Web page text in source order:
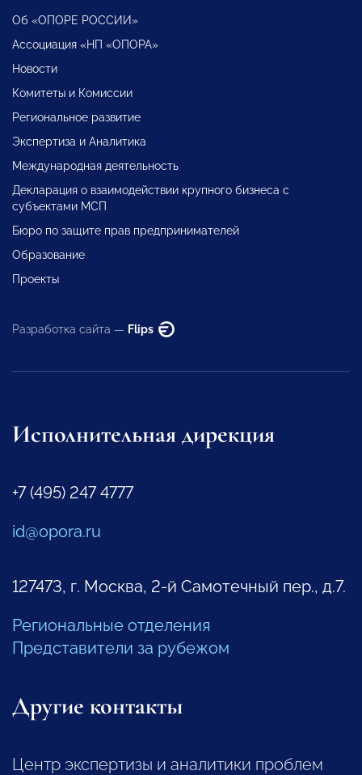
Об «ОПОРЕ РОССИИ»
Ассоциация «НП «ОПОРА»
Новости
Комитеты и Комиссии
Региональное развитие
Экспертиза и Аналитика
Международная деятельность
Декларация о взаимодействии крупного бизнеса с
субъектами МСП
Бюро по защите прав предпринимателей
Образование
Проекты
Разработка сайта — Flips
Исполнительная дирекция
+7 (495) 247 4777
id@opora.ru
127473, г. Москва, 2-й Самотечный пер., д.7.
Региональные отделения
Представители за рубежом
Другие контакты
Центр экспертизы и аналитики проблем